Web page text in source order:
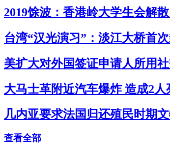
2019馀波：香港岭大学生会解
台湾“汉光演习”：淡江大桥首
美扩大对外国签证申请人所用
大马士革附近汽车爆炸 造成2
几内亚要求法国归还殖民时期
查看全部